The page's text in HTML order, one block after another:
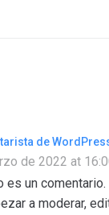
de
de 2022 at
es un comentario.
a moderar,